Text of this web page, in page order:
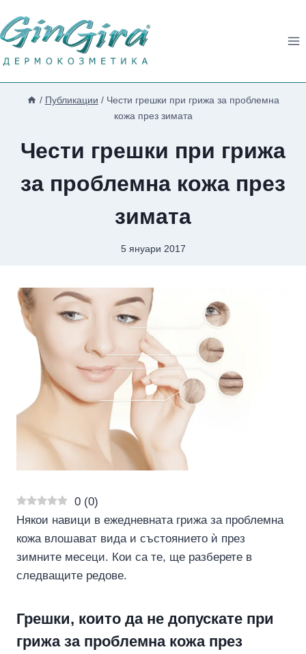
съдържанието
/ Публикации / Чести грешки при грижа за проблемна
кожа през зимата
Чести грешки при грижа
за проблемна кожа през
зимата
5 януари 2017
0 (0)
Някои навици в ежедневната грижа за проблемна
кожа влошават вида и състоянието ѝ през
зимните месеци. Кои са те, ще разберете в
следващите редове.
Грешки, които да не допускате при
грижа за проблемна кожа през